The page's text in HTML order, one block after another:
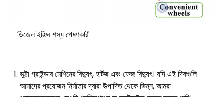
ডিজেল ইঞ্জিন শস্য পেষণকারী
ভুট্টা গ্রাইন্ডার মেশিনের বিদ্যুৎ, হার্টজ এবং ফেজ বিদ্যুৎ। যদি এই দিকগুলি
আমাদের প্রয়োজন নির্মাতার দ্বারা উত্পাদিত থেকে ভিন্ন, আমরা